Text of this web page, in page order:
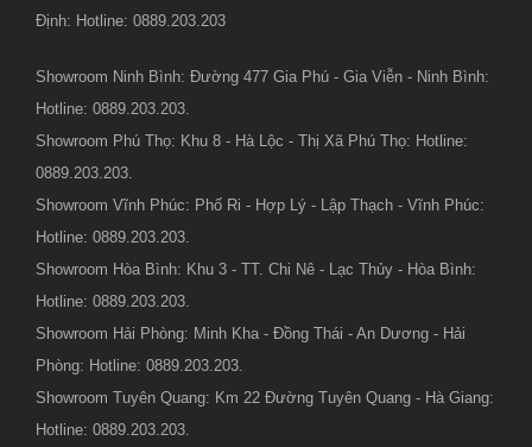
Định: Hotline: 0889.203.203
Showroom Ninh Bình: Đường 477 Gia Phú - Gia Viễn - Ninh Bình:
Hotline: 0889.203.203.
Showroom Phú Thọ: Khu 8 - Hà Lộc - Thị Xã Phú Thọ: Hotline:
0889.203.203.
Showroom Vĩnh Phúc: Phố Ri - Hợp Lý - Lập Thạch - Vĩnh Phúc:
Hotline: 0889.203.203.
Showroom Hòa Bình: Khu 3 - TT. Chi Nê - Lạc Thủy - Hòa Bình:
Hotline: 0889.203.203.
Showroom Hải Phòng: Minh Kha - Đồng Thái - An Dương - Hải
Phòng: Hotline: 0889.203.203.
Showroom Tuyên Quang: Km 22 Đường Tuyên Quang - Hà Giang:
Hotline: 0889.203.203.